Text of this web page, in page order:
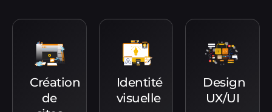
Création
de
Identité
visuelle
Design
UX/UI